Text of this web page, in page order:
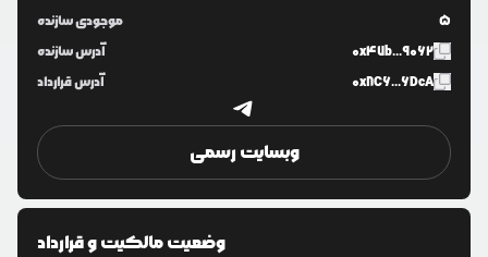
موجودی سازنده
5
آدرس سازنده
0x47b...9062
آدرس قرارداد
0x8C6...6DcA
وبسایت رسمی
وضعیت مالکیت و قرارداد